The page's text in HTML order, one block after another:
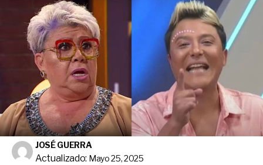
JOSÉ GUERRA
Actualizado: Mayo 25, 2025